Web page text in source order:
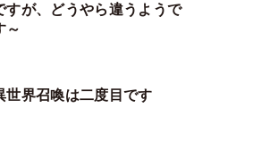
すが、どうやら違うようで
～
世界召喚は二度目です